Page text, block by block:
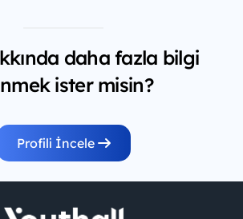
daha fazla bilgi
ister misin?
Profili İncele